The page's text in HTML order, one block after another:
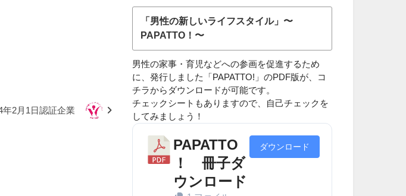
年2月1日認証企業
「男性の新しいライフスタイル」〜
PAPATTO！〜
男性の家事・育児などへの参画を促進するため
に、発行しました「PAPATTO!」のPDF版が、コ
チラからダウンロードが可能です。
チェックシートもありますので、自己チェックを
してみましょう！
PAPATTO
！ 冊子ダ
ウンロード
ダウンロード